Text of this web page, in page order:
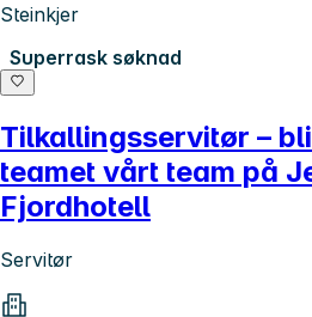
Steinkjer
Superrask søknad
Tilkallingsservitør –
teamet vårt team på
Fjordhotell
Servitør